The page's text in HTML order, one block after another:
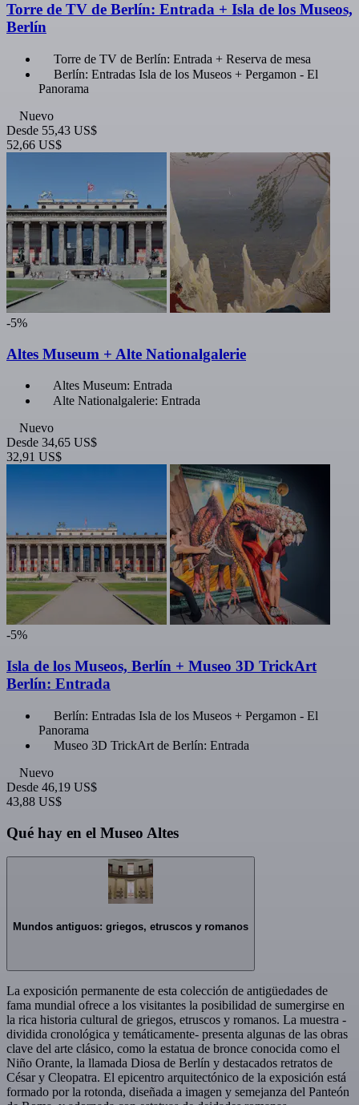
Torre de TV de Berlín: Entrada + Isla de los Museos,
Berlín
Torre de TV de Berlín: Entrada + Reserva de mesa
Berlín: Entradas Isla de los Museos + Pergamon - El
Panorama
Nuevo
Desde 55,43 US$
52,66 US$
-5%
Altes Museum + Alte Nationalgalerie
Altes Museum: Entrada
Alte Nationalgalerie: Entrada
Nuevo
Desde 34,65 US$
32,91 US$
-5%
Isla de los Museos, Berlín + Museo 3D TrickArt
Berlín: Entrada
Berlín: Entradas Isla de los Museos + Pergamon - El
Panorama
Museo 3D TrickArt de Berlín: Entrada
Nuevo
Desde 46,19 US$
43,88 US$
Qué hay en el Museo Altes
Mundos antiguos: griegos, etruscos y romanos
La exposición permanente de esta colección de antigüedades de
fama mundial ofrece a los visitantes la posibilidad de sumergirse en
la rica historia cultural de griegos, etruscos y romanos. La muestra -
dividida cronológica y temáticamente- presenta algunas de las obras
clave del arte clásico, como la estatua de bronce conocida como el
Niño Orante, la llamada Diosa de Berlín y destacados retratos de
César y Cleopatra. El epicentro arquitectónico de la exposición está
formado por la rotonda, diseñada a imagen y semejanza del Panteón